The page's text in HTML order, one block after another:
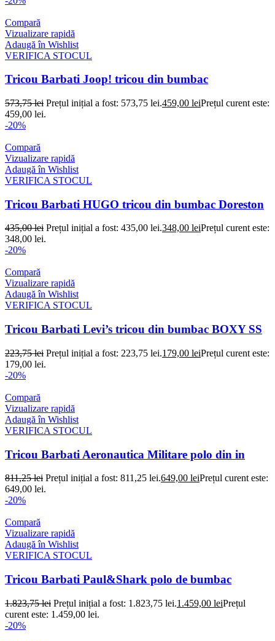
Compară
Vizualizare rapidă
Adaugă în Wishlist
VERIFICA STOCUL
Tricou Barbati Joop! tricou din bumbac
573,75lei Prețul inițial a fost: 573,75 lei.459,00 leiPrețul curent este:
459,00 lei.
-20%
Compară
Vizualizare rapidă
Adaugă în Wishlist
VERIFICA STOCUL
Tricou Barbati HUGO tricou din bumbac Doreston
435,00lei Prețul inițial a fost: 435,00 lei.348,00 leiPrețul curent este:
348,00 lei.
-20%
Compară
Vizualizare rapidă
Adaugă în Wishlist
VERIFICA STOCUL
Tricou Barbati Levi’s tricou din bumbac BOXY SS
223,75lei Prețul inițial a fost: 223,75 lei.179,00 leiPrețul curent este:
179,00 lei.
-20%
Compară
Vizualizare rapidă
Adaugă în Wishlist
VERIFICA STOCUL
Tricou Barbati Aeronautica Militare polo din in
811,25lei Prețul inițial a fost: 811,25 lei.649,00 leiPrețul curent este:
649,00 lei.
-20%
Compară
Vizualizare rapidă
Adaugă în Wishlist
VERIFICA STOCUL
Tricou Barbati Paul&Shark polo de bumbac
1.823,75lei Prețul inițial a fost: 1.823,75 lei.1.459,00 leiPrețul
curent este: 1.459,00 lei.
-20%